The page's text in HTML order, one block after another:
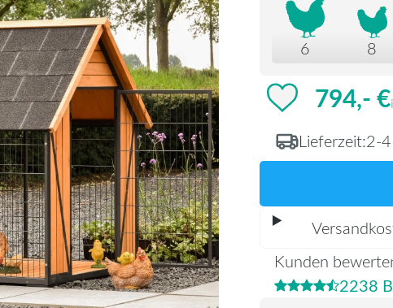
6 8
794,- €
Lieferzeit:2-
Kunden
2238